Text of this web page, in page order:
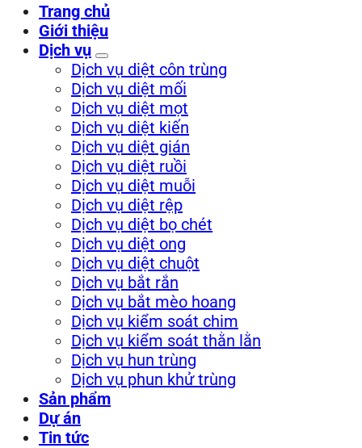
Trang chủ
Giới thiệu
Dịch vụ
Dịch vụ diệt côn trùng
Dịch vụ diệt mối
Dịch vụ diệt mọt
Dịch vụ diệt kiến
Dịch vụ diệt gián
Dịch vụ diệt ruồi
Dịch vụ diệt muỗi
Dịch vụ diệt rệp
Dịch vụ diệt bọ chét
Dịch vụ diệt ong
Dịch vụ diệt chuột
Dịch vụ bắt rắn
Dịch vụ bắt mèo hoang
Dịch vụ kiểm soát chim
Dịch vụ kiểm soát thằn lằn
Dịch vụ hun trùng
Dịch vụ phun khử trùng
Sản phẩm
Dự án
Tin tức